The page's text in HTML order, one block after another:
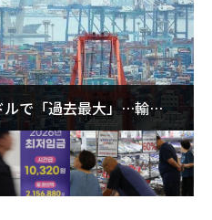
で「過去最大」…輸出